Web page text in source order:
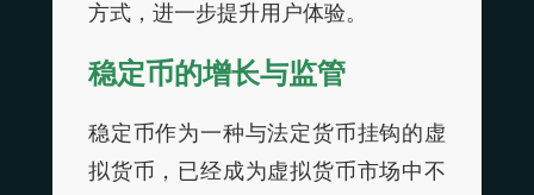
方式，进一步提升用户体验。
稳定币的增长与监管
稳定币作为一种与法定货币挂钩的虚
拟货币，已经成为虚拟货币市场中不